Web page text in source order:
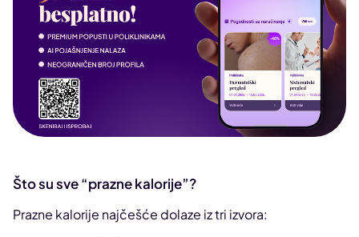
Što su sve “prazne kalorije”?
Prazne kalorije najčešće dolaze iz tri izvora: